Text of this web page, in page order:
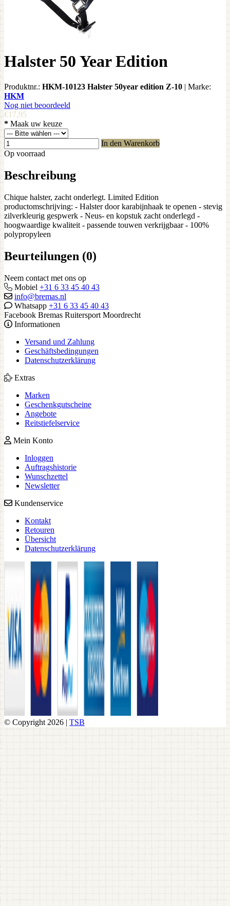
Halster 50 Year Edition
Produktnr.: HKM-10123 Halster 50year edition Z-10 | Marke:
HKM
Nog niet beoordeeld
€17,95
* Maak uw keuze
In den Warenkorb
Op voorraad
Beschreibung
Chique halster, zacht onderlegt. Limited Edition
productomschrijving: - Halster door karabijnhaak te openen - stevig
zilverkleurig gespwerk - Neus- en kopstuk zacht onderlegd -
hoogwaardige kwaliteit - passende touwen verkrijgbaar - 100%
polypropyleen
Beurteilungen (0)
Neem contact met ons op
Mobiel +31 6 33 45 40 43
info@bremas.nl
Whatsapp +31 6 33 45 40 43
Facebook Bremas Ruitersport Moordrecht
Informationen
Versand und Zahlung
Geschäftsbedingungen
Datenschutzerklärung
Extras
Marken
Geschenkgutscheine
Angebote
Reitstiefelservice
Mein Konto
Inloggen
Auftragshistorie
Wunschzettel
Newsletter
Kundenservice
Kontakt
Retouren
Übersicht
Datenschutzerklärung
© Copyright 2026 | TSB